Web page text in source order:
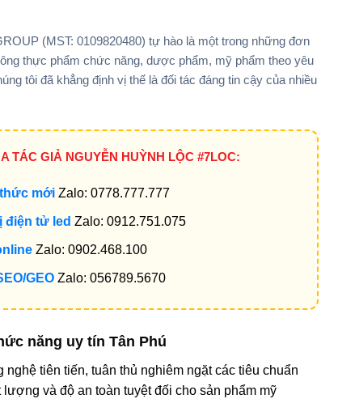
(MST: 0109820480) tự hào là một trong những đơn
thực phẩm chức năng, dược phẩm, mỹ phẩm theo yêu
tôi đã khẳng định vị thế là đối tác đáng tin cậy của nhiều
TÁC GIẢ NGUYỄN HUỲNH LỘC #7LOC:
mới Zalo: 0778.777.777
điện tử led Zalo: 0912.751.075
Zalo: 0902.468.100
GEO Zalo: 056789.5670
năng uy tín Tân Phú
nghệ tiên tiến, tuân thủ nghiêm ngặt các tiêu chuẩn
và độ an toàn tuyệt đối cho sản phẩm mỹ